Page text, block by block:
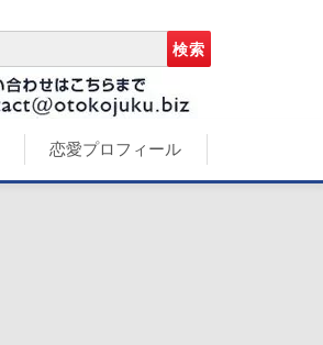
恋愛プロフィール